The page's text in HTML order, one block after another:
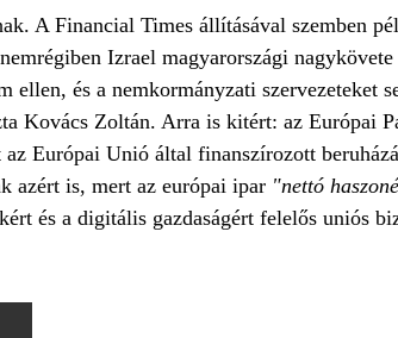
A Financial Times állításával szemben
Izrael magyarországi nagykövete
ellen, és a nemkormányzati szervezeteket
Kovács Zoltán. Arra is kitért: az Európai
Európai Unió által finanszírozott
azért is, mert az európai ipar "nettó
és a digitális gazdaságért felelős uniós